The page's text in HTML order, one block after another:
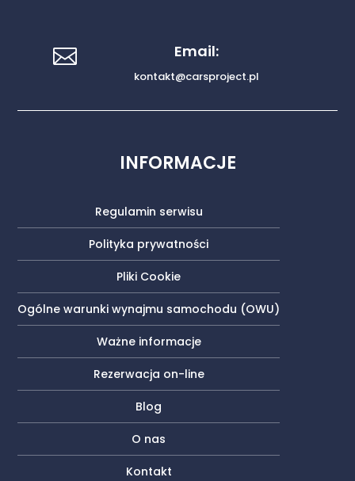
 Email:
kontakt@carsproject.pl
INFORMACJE
Regulamin serwisu
Polityka prywatności
Pliki Cookie
Ogólne warunki wynajmu samochodu (OWU)
Ważne informacje
Rezerwacja on-line
Blog
O nas
Kontakt